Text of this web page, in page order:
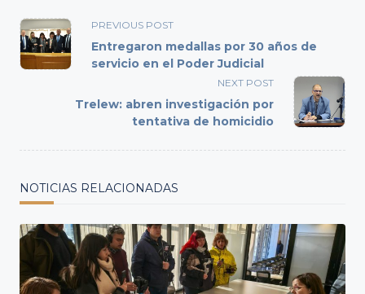
<span
class="nav-
subtitle
text">Page</span>
PREVIOUS POST
Entregaron medallas por 30 años de
servicio en el Poder Judicial
NEXT POST
Trelew: abren investigación por
tentativa de homicidio
NOTICIAS RELACIONADAS